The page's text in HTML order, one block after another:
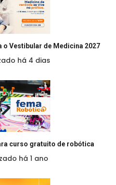
o Vestibular de Medicina 2027
há 4 dias
curso gratuito de robótica
há 1 ano